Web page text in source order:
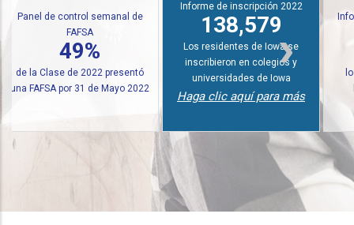
semanal de
presentó
de Mayo 2022
Informe de inscripción 2022
138,579
Los residentes de Iowa se
inscribieron en colegios y
universidades de Iowa
Haga clic aquí para más
Informe de premios
los estudiantes
becas y